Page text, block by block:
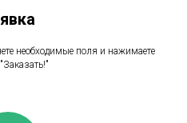
необходимые поля и нажимаете